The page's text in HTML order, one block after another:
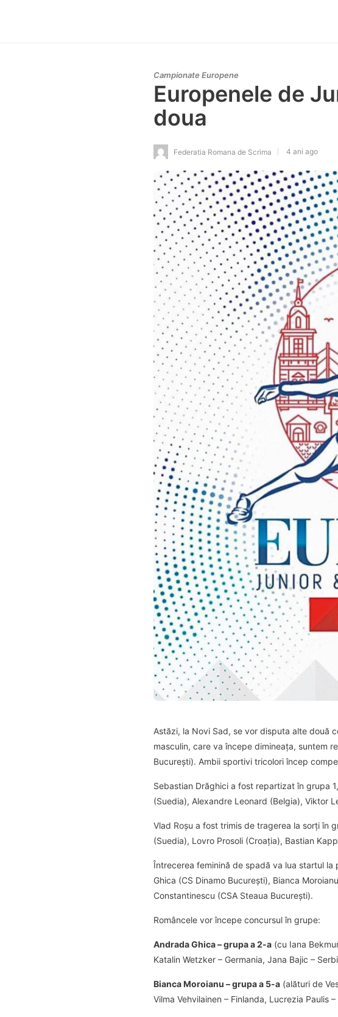
Campionate Europene
Europenele de
doua
Federatia Romana de Scrima 4 ani ago
Astăzi, la Novi Sad, se vor disputa alte două
masculin, care va începe dimineața, suntem
București). Ambii sportivi tricolori încep
Sebastian Drăghici a fost repartizat în grupa
(Suedia), Alexandre Leonard (Belgia), Viktor
Vlad Roșu a fost trimis de tragerea la sorți în
(Suedia), Lovro Prosoli (Croația), Bastian
Întrecerea feminină de spadă va lua startul
Ghica (CS Dinamo București), Bianca
Constantinescu (CSA Steaua București).
Româncele vor începe concursul în grupe:
Andrada Ghica – grupa a 2-a (cu Iana
Katalin Wetzker – Germania, Jana Bajic –
Bianca Moroianu – grupa a 5-a (alături de
Vilma Vehvilainen – Finlanda, Lucrezia Paulis